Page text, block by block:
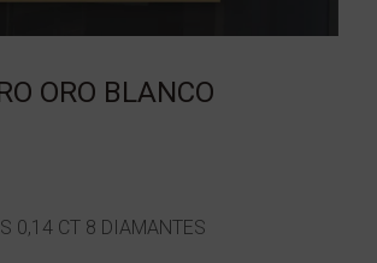
ORO BLANCO
0,14 CT 8 DIAMANTES